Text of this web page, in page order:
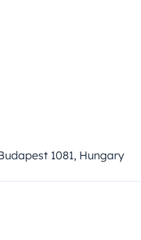
1081, Hungary